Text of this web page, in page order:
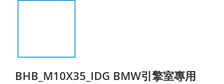
BHB_M10X35_IDG BMW引擎室專用